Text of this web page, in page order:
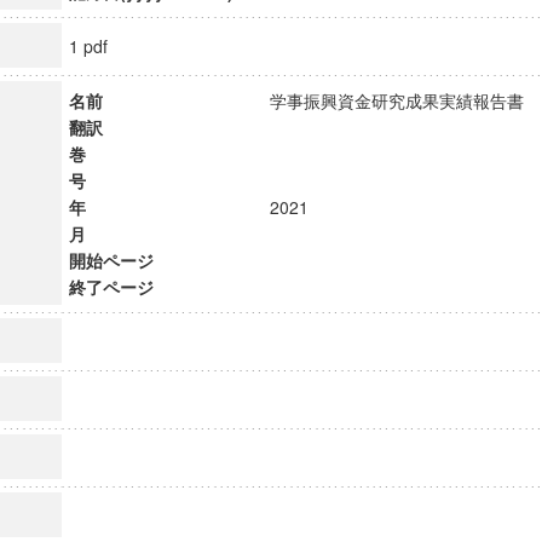
1 pdf
名前
学事振興資金研究成果実績報告
翻訳
巻
号
年
2021
月
開始ページ
終了ページ